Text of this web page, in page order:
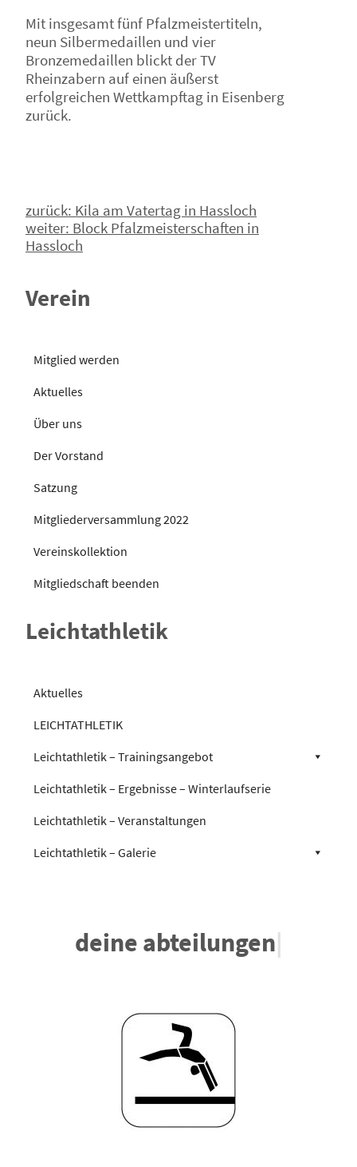
Mit insgesamt fünf Pfalzmeistertiteln,
neun Silbermedaillen und vier
Bronzemedaillen blickt der TV
Rheinzabern auf einen äußerst
erfolgreichen Wettkampftag in Eisenberg
zurück.
Beitragsnavigation
zurück: Kila am Vatertag in Hassloch
weiter: Block Pfalzmeisterschaften in
Hassloch
Verein
Mitglied werden
Aktuelles
Über uns
Der Vorstand
Satzung
Mitgliederversammlung 2022
Vereinskollektion
Mitgliedschaft beenden
Leichtathletik
Aktuelles
LEICHTATHLETIK
Leichtathletik – Trainingsangebot
Leichtathletik – Ergebnisse – Winterlaufserie
Leichtathletik – Veranstaltungen
Leichtathletik – Galerie
deine abteilungen|